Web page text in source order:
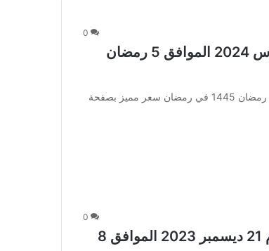
0
عروض سيارات مرسيدس السعودية اليوم 15 مارس 2024 الموافق 5 رمضان
عروض سيارات مرسيدس السعودية اليوم 15 مارس 2024 الموافق 5 رمضان 1445 في رمضان سعر مميز بصفحة
0
عروض الجفالي مرسيدس للسيارات الرياض اليوم 21 ديسمبر 2023 الموافق 8